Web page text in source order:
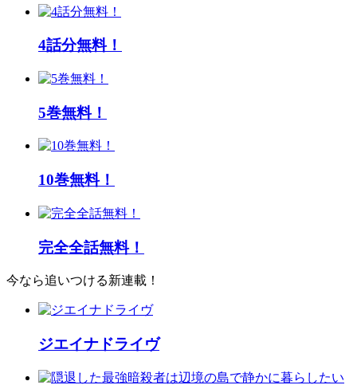
4話分無料！
5巻無料！
10巻無料！
完全全話無料！
今なら追いつける新連載！
ジエイナドライヴ